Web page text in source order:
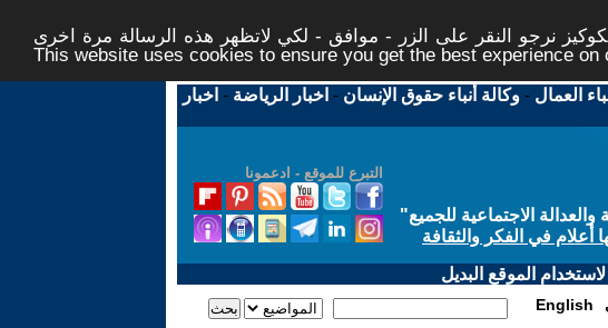
نرجو النقر على الزر - موافق - لكي لاتظهر هذه الرسالة مرة اخرى -
This website uses cookies to ensure you get the best experience on
العمال -وكالة أنباء حقوق الإنسان - اخبار الرياضة - اخبار
التبرع للموقع - ادعمونا
الاجتماعية للجميع"
أعلام في الفكر والثقافة
الموقع البديل
English